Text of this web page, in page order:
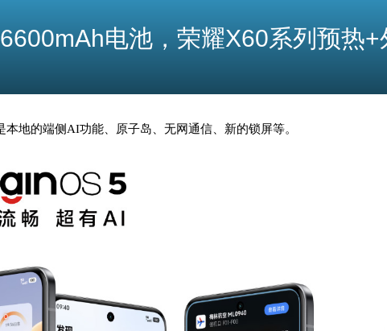
电池，荣耀X60系列预热+
地的端侧AI功能、原子岛、无网通信、新的锁屏等。